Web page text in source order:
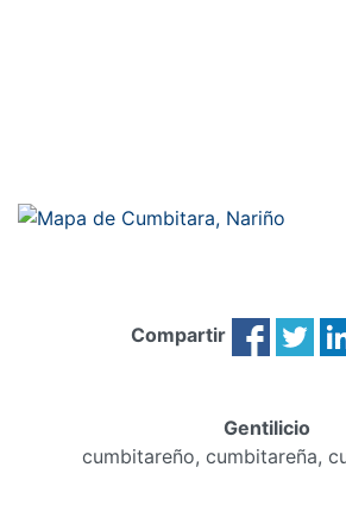
Compartir
Gentilicio
cumbitareño, cumbitareña,